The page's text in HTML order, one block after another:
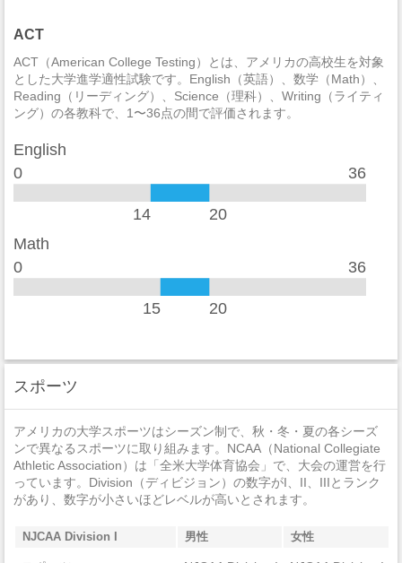
ACT
ACT（American College Testing）とは、アメリカの高校生を対象
とした大学進学適性試験です。English（英語）、数学（Math）、
Reading（リーディング）、Science（理科）、Writing（ライティ
ング）の各教科で、1〜36点の間で評価されます。
English
0
36
14 20
Math
0
36
15 20
スポーツ
アメリカの大学スポーツはシーズン制で、秋・冬・夏の各シーズ
ンで異なるスポーツに取り組みます。NCAA（National Collegiate
Athletic Association）は「全米大学体育協会」で、大会の運営を行
っています。Division（ディビジョン）の数字がI、II、IIIとランク
があり、数字が小さいほどレベルが高いとされます。
NJCAA Division I 男性 女性